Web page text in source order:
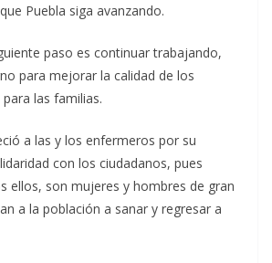
Puebla siga avanzando.
paso es continuar trabajando,
para mejorar la calidad de los
las familias.
a las y los enfermeros por su
con los ciudadanos, pues
ellos, son mujeres y hombres de gran
a la población a sanar y regresar a